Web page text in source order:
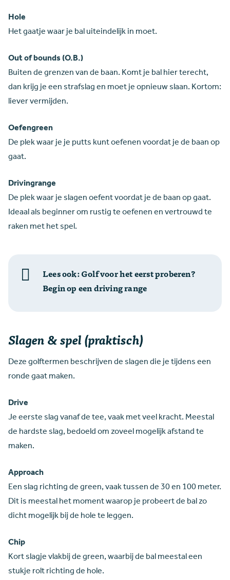
Hole
Het gaatje waar je bal uiteindelijk in moet.
Out of bounds (O.B.)
Buiten de grenzen van de baan. Komt je bal hier terecht,
dan krijg je een strafslag en moet je opnieuw slaan. Kortom:
liever vermijden.
Oefengreen
De plek waar je je putts kunt oefenen voordat je de baan op
gaat.
Drivingrange
De plek waar je slagen oefent voordat je de baan op gaat.
Ideaal als beginner om rustig te oefenen en vertrouwd te
raken met het spel.
Lees ook: Golf voor het eerst proberen?
Begin op een driving range
Slagen & spel (praktisch)
Deze golftermen beschrijven de slagen die je tijdens een
ronde gaat maken.
Drive
Je eerste slag vanaf de tee, vaak met veel kracht. Meestal
de hardste slag, bedoeld om zoveel mogelijk afstand te
maken.
Approach
Een slag richting de green, vaak tussen de 30 en 100 meter.
Dit is meestal het moment waarop je probeert de bal zo
dicht mogelijk bij de hole te leggen.
Chip
Kort slagje vlakbij de green, waarbij de bal meestal een
stukje rolt richting de hole.